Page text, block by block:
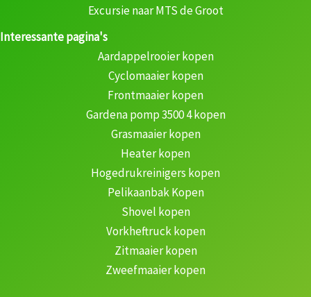
Excursie naar MTS de Groot
Interessante pagina's
Aardappelrooier kopen
Cyclomaaier kopen
Frontmaaier kopen
Gardena pomp 3500 4 kopen
Grasmaaier kopen
Heater kopen
Hogedrukreinigers kopen
Pelikaanbak Kopen
Shovel kopen
Vorkheftruck kopen
Zitmaaier kopen
Zweefmaaier kopen